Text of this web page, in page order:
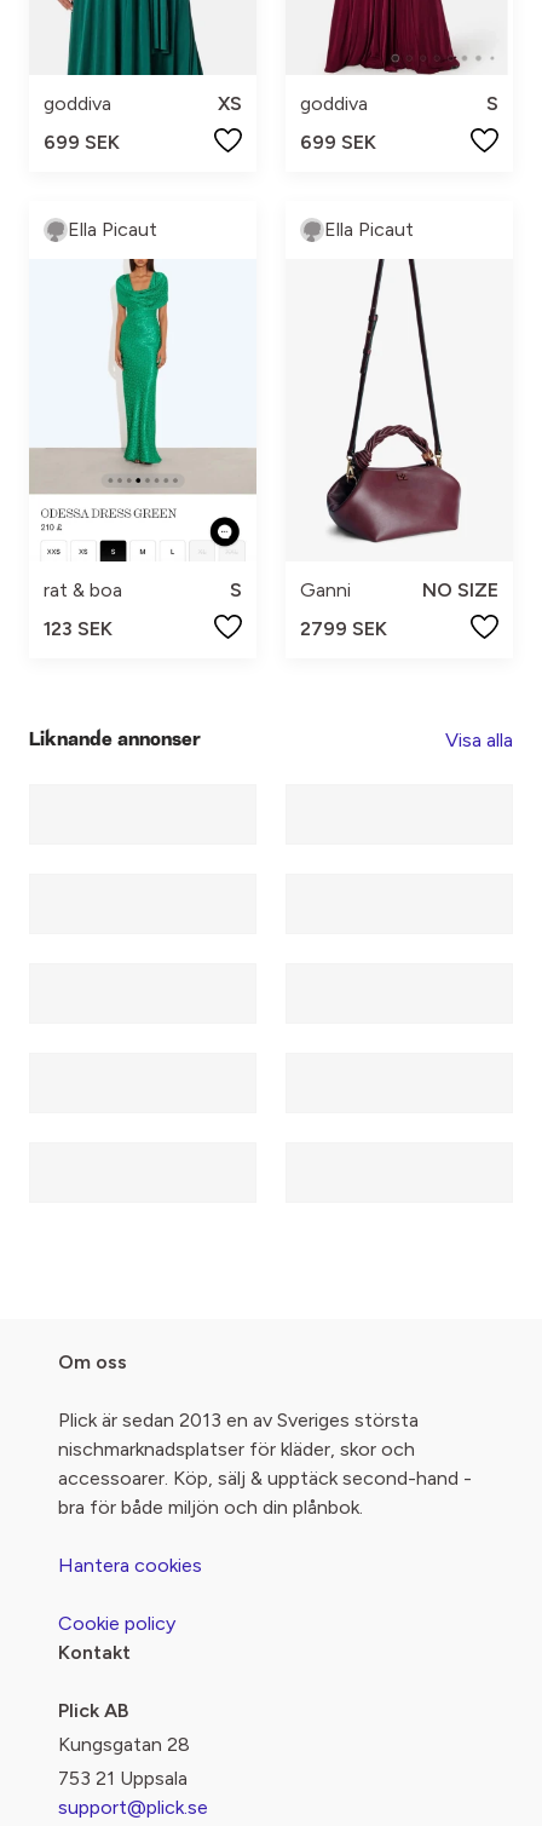
goddiva
XS
699 SEK
goddiva
S
699 SEK
Ella Picaut
rat & boa
S
123 SEK
Ella Picaut
Ganni
NO SIZE
2799 SEK
Liknande annonser Visa alla
Om oss
Plick är sedan 2013 en av Sveriges största
nischmarknadsplatser för kläder, skor och
accessoarer. Köp, sälj & upptäck second-hand -
bra för både miljön och din plånbok.
Hantera cookies
Cookie policy
Kontakt
Plick AB
Kungsgatan 28
753 21 Uppsala
support@plick.se